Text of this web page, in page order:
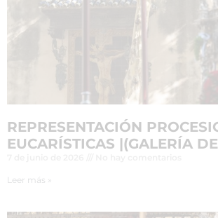
REPRESENTACIÓN
EUCARÍSTICAS |(GALERÍA
Leer más »